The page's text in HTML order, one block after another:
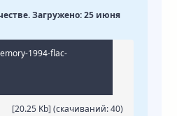
Загружено: 25 июня
1994-flac-
[20.25 Kb] (cкачиваний: 40)